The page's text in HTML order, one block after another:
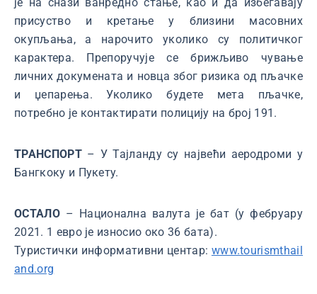
присуство и кретање у близини масовних
окупљања, а нарочито уколико су политичког
карактера. Препоручује се брижљиво чување
личних докумената и новца због ризика од пљачке
и џепарења. Уколико будете мета пљачке,
потребно је контактирати полицију на број 191.
ТРАНСПОРТ– У Тајланду су највећи аеродроми у
Бангкоку и Пукету.
ОСТАЛО– Национална валута је бат (у фебруару
2021. 1 евро је износио око 36 бата).
Туристички информативни центар: www.tourismthail
and.org